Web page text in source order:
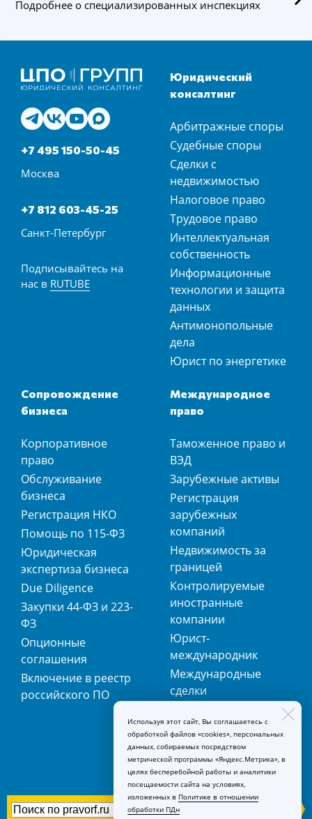
Подробнее о специализированных инспекциях
+7 495 150-50-45
Москва
+7 812 603-45-25
Санкт-Петербург
Подписывайтесь на
нас в RUTUBE
Юридический
консалтинг
Арбитражные споры
Судебные споры
Сделки с
недвижимостью
Налоговое право
Трудовое право
Интеллектуальная
собственность
Информационные
технологии и защита
данных
Антимонопольные
дела
Юрист по энергетике
Сопровождение
бизнеса
Корпоративное
право
Обслуживание
бизнеса
Регистрация НКО
Помощь по 115-ФЗ
Юридическая
экспертиза бизнеса
Due Diligence
Закупки 44-ФЗ и 223-
ФЗ
Опционные
соглашения
Включение в реестр
российского ПО
Международное
право
Таможенное право и
ВЭД
Зарубежные активы
Регистрация
зарубежных
компаний
Недвижимость за
границей
Контролируемые
иностранные
компании
Юрист-
международник
Международные
сделки
регистрация
товарных знаков
Используя этот сайт, Вы соглашаетесь с
обработкой файлов «cookies», персональных
данных, собираемых посредством
метрической программы «Яндекс.Метрика», в
целях бесперебойной работы и аналитики
посещаемости сайта на условиях,
изложенных в Политике в отношении
обработки ПДн